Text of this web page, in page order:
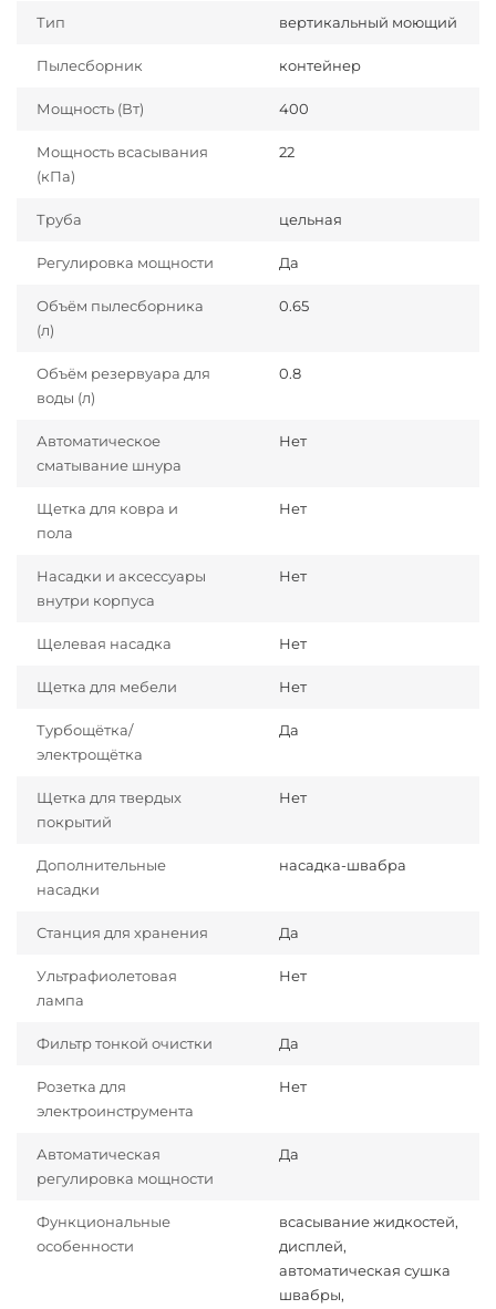
Тип вертикальный моющий
Пылесборник контейнер
Мощность (Вт) 400
Мощность всасывания
(кПа)
22
Труба цельная
Регулировка мощности Да
Объём пылесборника
(л)
0.65
Объём резервуара для
воды (л)
0.8
Автоматическое
сматывание шнура
Нет
Щетка для ковра и
пола
Нет
Насадки и аксессуары
внутри корпуса
Нет
Щелевая насадка Нет
Щетка для мебели Нет
Турбощётка/
электрощётка
Да
Щетка для твердых
покрытий
Нет
Дополнительные
насадки
насадка-швабра
Станция для хранения Да
Ультрафиолетовая
лампа
Нет
Фильтр тонкой очистки Да
Розетка для
электроинструмента
Нет
Автоматическая
регулировка мощности
Да
Функциональные
особенности
всасывание жидкостей,
дисплей,
автоматическая сушка
швабры,